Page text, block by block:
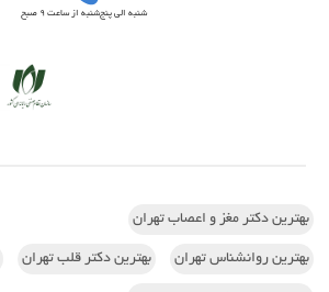
شنبه الی پنج‌شنبه از ساعت 9 صبح
بهترین دکتر مغز و اعصاب تهران
بهترین روانشناس تهران بهترین دکتر قلب تهران